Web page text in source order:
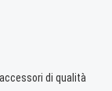
di qualità